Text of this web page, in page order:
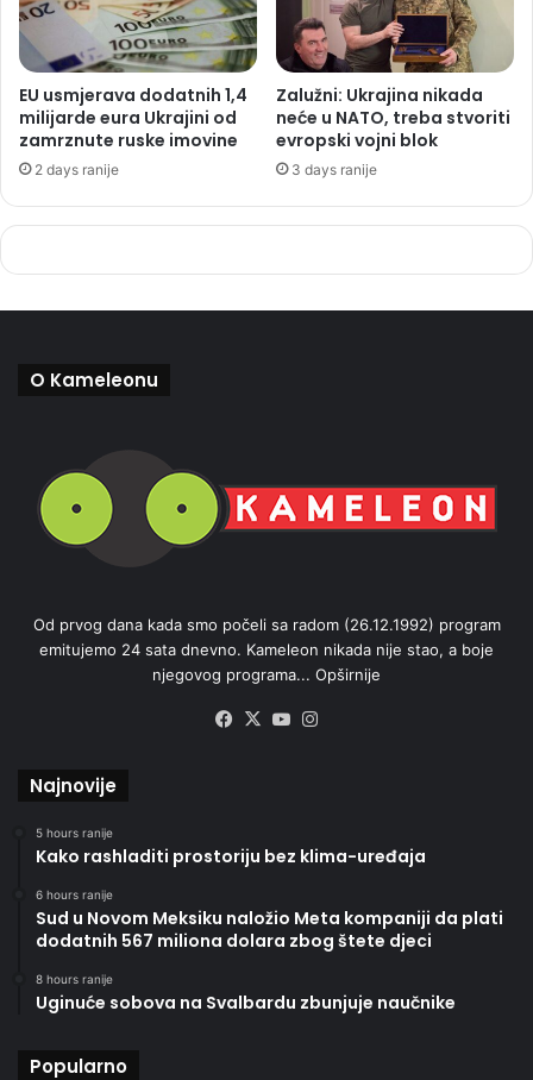
EU usmjerava dodatnih 1,4
milijarde eura Ukrajini od
zamrznute ruske imovine
2 days ranije
Zalužni: Ukrajina nikada
neće u NATO, treba stvoriti
evropski vojni blok
3 days ranije
O Kameleonu
Od prvog dana kada smo počeli sa radom (26.12.1992) program
emitujemo 24 sata dnevno. Kameleon nikada nije stao, a boje
njegovog programa... Opširnije
Facebook
X YouTube
Najnovije
5 hours ranije
Kako rashladiti prostoriju bez klima-uređaja
6 hours ranije
Sud u Novom Meksiku naložio Meta kompaniji da plati
dodatnih 567 miliona dolara zbog štete djeci
8 hours ranije
Uginuće sobova na Svalbardu zbunjuje naučnike
Popularno